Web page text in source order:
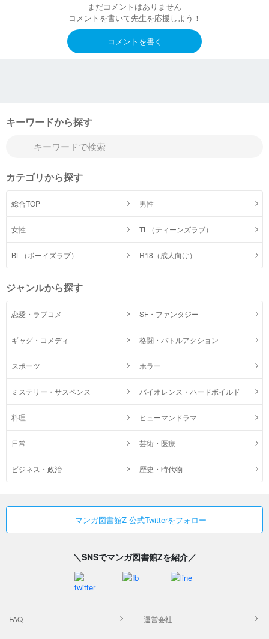
まだコメントはありません
コメントを書いて先生を応援しよう！
コメントを書く
キーワードから探す
カテゴリから探す
総合TOP 男性
女性 TL（ティーンズラブ）
BL（ボーイズラブ） R18（成人向け）
ジャンルから探す
恋愛・ラブコメ SF・ファンタジー
ギャグ・コメディ 格闘・バトルアクション
スポーツ ホラー
ミステリー・サスペンス バイオレンス・ハードボイルド
料理 ヒューマンドラマ
日常 芸術・医療
ビジネス・政治 歴史・時代物
マンガ図書館Z 公式Twitterをフォロー
＼SNSでマンガ図書館Zを紹介／
FAQ 運営会社